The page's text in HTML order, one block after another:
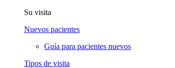
Su visita
Nuevos pacientes
Guía para pacientes nuevos
Tipos de visita